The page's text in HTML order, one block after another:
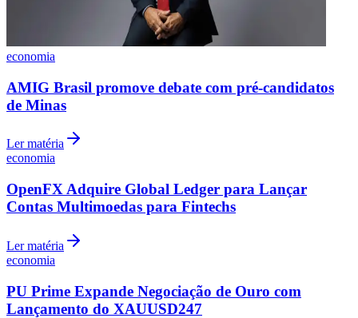
economia
AMIG Brasil promove debate com pré-candidatos
de Minas
Ler matéria
economia
OpenFX Adquire Global Ledger para Lançar
Contas Multimoedas para Fintechs
Ler matéria
economia
PU Prime Expande Negociação de Ouro com
Lançamento do XAUUSD247